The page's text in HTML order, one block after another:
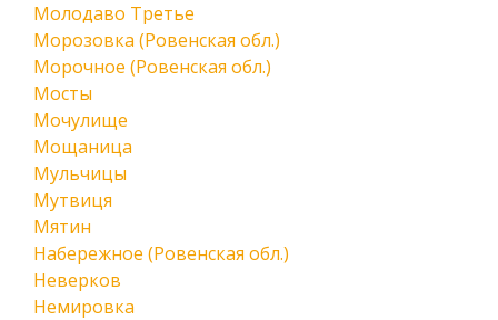
Молодаво Третье
Морозовка (Ровенская обл.)
Морочное (Ровенская обл.)
Мосты
Мочулище
Мощаница
Мульчицы
Мутвиця
Мятин
Набережное (Ровенская обл.)
Неверков
Немировка